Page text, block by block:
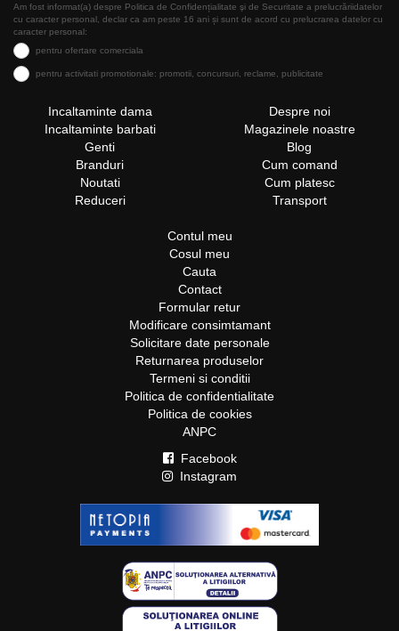
Am fost informat(a) despre Politica de Confidențialitate şi de Securitate a prelucrăriidatelor
cu caracter personal, declar ca am peste 16 ani și sunt de acord cu prelucrarea datelor cu
caracter personal:
pentru ofertare comerciala
pentru activitati promotionale: promotii, concursuri, reclame, publicitate
Incaltaminte dama
Incaltaminte barbati
Genti
Branduri
Noutati
Reduceri
Despre noi
Magazinele noastre
Blog
Cum comand
Cum platesc
Transport
Contul meu
Cosul meu
Cauta
Contact
Formular retur
Modificare consimtamant
Solicitare date personale
Returnarea produselor
Termeni si conditii
Politica de confidentialitate
Politica de cookies
ANPC
Facebook
Instagram